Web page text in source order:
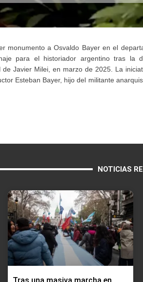
monumento a Osvaldo Bayer en el
para el historiador argentino tras la
Javier Milei, en marzo de 2025. La
Esteban Bayer, hijo del militante
NOTICIAS